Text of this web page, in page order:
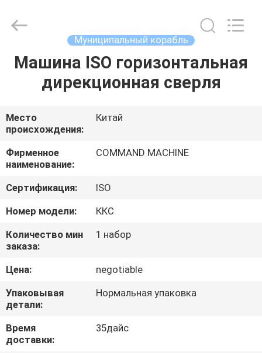
ДОМ
О
НАС
ПУТЕШЕСТВИЕ
ФАБРИКИ
ПРОВЕРКА
КАЧЕСТВА
СВЯЖИТЕСЬ
МЫ
Rights
Муниципальный корабль
Машина ISO горизонтальная
дирекционная сверля
Место
происхождения:
Китай
Фирменное
наименование:
COMMAND MACHINE
Сертификация:
ISO
Номер модели:
ККС
Количество мин
заказа:
1 набор
Цена:
negotiable
Упаковывая
детали:
Нормальная упаковка
Время
доставки:
35дайс